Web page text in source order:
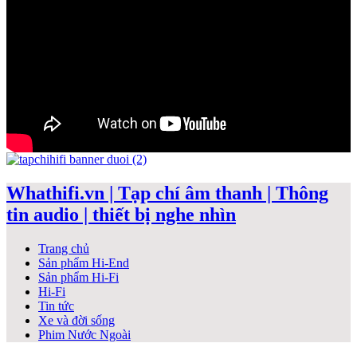
Whathifi.vn | Tạp chí âm thanh | Thông
tin audio | thiết bị nghe nhìn
Trang chủ
Sản phẩm Hi-End
Sản phẩm Hi-Fi
Hi-Fi
Tin tức
Xe và đời sống
Phim Nước Ngoài